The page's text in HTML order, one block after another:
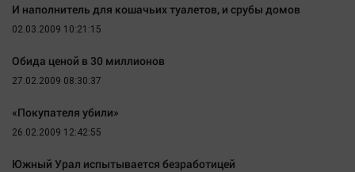
И наполнитель для кошачьих туалетов, и срубы домов
02.03.2009 10:21:15
Обида ценой в 30 миллионов
27.02.2009 08:30:37
«Покупателя убили»
26.02.2009 12:42:55
Южный Урал испытывается безработицей